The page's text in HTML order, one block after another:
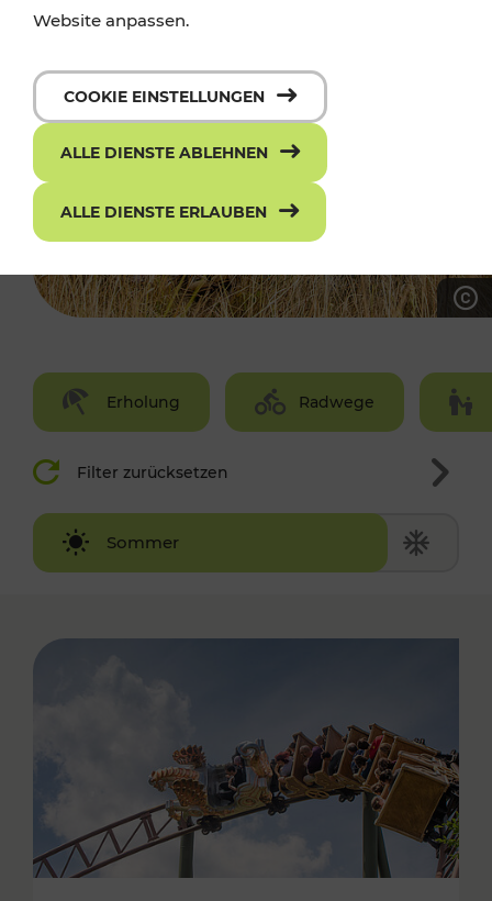
Erholung Radwege
Filter zurücksetzen
Sommer
Winter
Website anpassen.
COOKIE EINSTELLUNGEN
ALLE DIENSTE ABLEHNEN
ALLE DIENSTE ERLAUBEN